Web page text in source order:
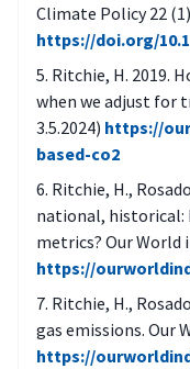
Climate Policy 22
https://doi.org/
Ritchie, H. 2019.
when we adjust for
3.5.2024) https://
based-co2
Ritchie, H.,
national, historical:
metrics? Our World
https://
Ritchie, H.,
gas emissions. Our
https://